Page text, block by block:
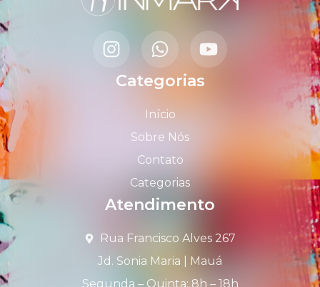
Categorias
Início
Sobre Nós
Contato
Categorias
Atendimento
Rua Francisco Alves 267
Jd. Sonia Maria | Mauá
Segunda – Quinta: 8h – 18h